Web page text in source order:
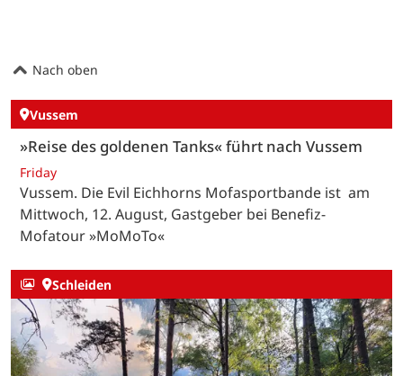
Nach oben
Vussem
»Reise des goldenen Tanks« führt nach Vussem
Friday
Vussem. Die Evil Eichhorns Mofasportbande ist am
Mittwoch, 12. August, Gastgeber bei Benefiz-
Mofatour »MoMoTo«
Schleiden